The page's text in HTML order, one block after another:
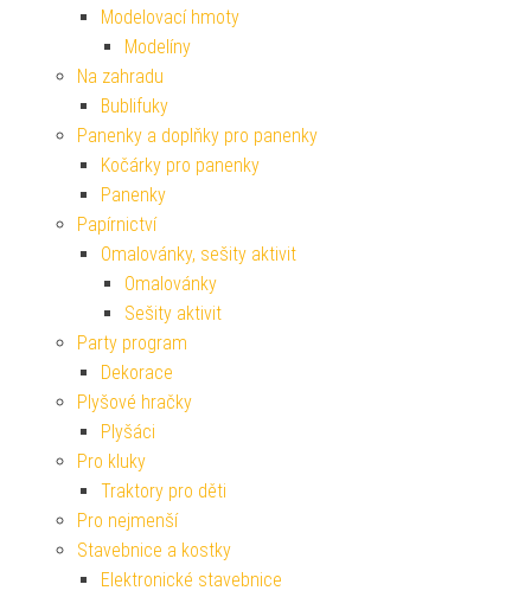
Modelovací hmoty
Modelíny
Na zahradu
Bublifuky
Panenky a doplňky pro panenky
Kočárky pro panenky
Panenky
Papírnictví
Omalovánky, sešity aktivit
Omalovánky
Sešity aktivit
Party program
Dekorace
Plyšové hračky
Plyšáci
Pro kluky
Traktory pro děti
Pro nejmenší
Stavebnice a kostky
Elektronické stavebnice